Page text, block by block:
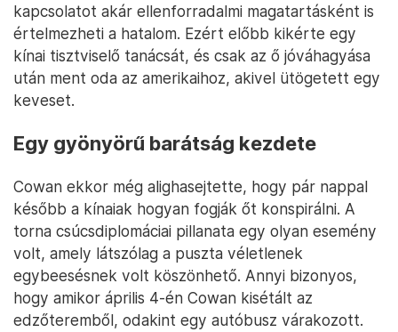
kapcsolatot akár ellenforradalmi magatartásként is
értelmezheti a hatalom. Ezért előbb kikérte egy
kínai tisztviselő tanácsát, és csak az ő jóváhagyása
után ment oda az amerikaihoz, akivel ütögetett egy
keveset.
Egy gyönyörű barátság kezdete
Cowan ekkor még alighasejtette, hogy pár nappal
később a kínaiak hogyan fogják őt konspirálni. A
torna csúcsdiplomáciai pillanata egy olyan esemény
volt, amely látszólag a puszta véletlenek
egybeesésnek volt köszönhető. Annyi bizonyos,
hogy amikor április 4-én Cowan kisétált az
edzőteremből, odakint egy autóbusz várakozott.